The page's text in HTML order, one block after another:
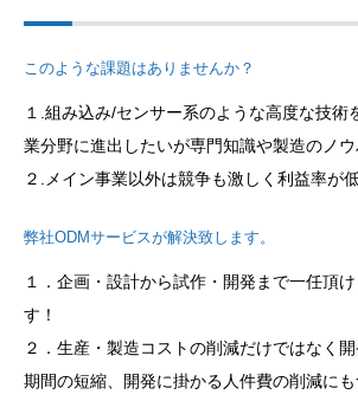
このような課題はありませんか？
１.組み込み/センサー系のような高度な技術
業分野に進出したいが専門知識や製造のノウ
２.メイン事業以外は競争も激しく利益率が
弊社ODMサービスが解決致します。
１．企画・設計から試作・開発まで一任頂け
す！
２．生産・製造コストの削減だけではなく開
期間の短縮、開発に掛かる人件費の削減にも